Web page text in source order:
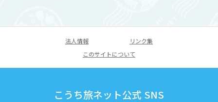
法人情報
リンク集
このサイトについて
こうち旅ネット公式 SNS